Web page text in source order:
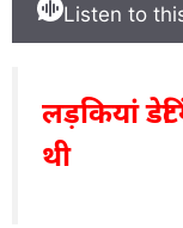
Listen to
लड़कियां
थी